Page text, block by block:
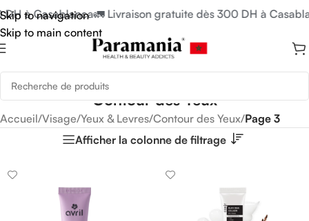
Skip to navigation
Skip to main content
Casablanca🚛 Livraison gratuite dès 300 DH à Casablanca
Contour des Yeux
Accueil/Visage/Yeux & Levres/Contour des Yeux/Page 3
Afficher la colonne de filtrage